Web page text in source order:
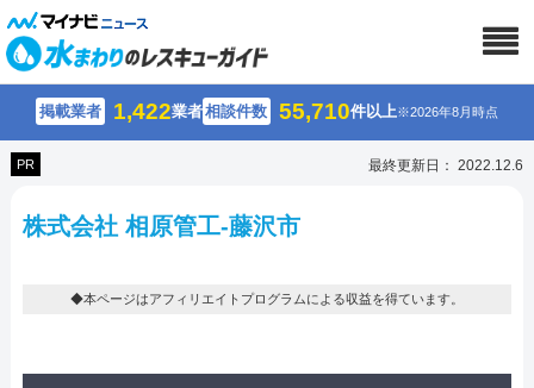
掲載業者 1,422業者相談件数 55,710件以上※2026年8月時点
PR 最終更新日： 2022.12.6
株式会社 相原管工-藤沢市
◆本ページはアフィリエイトプログラムによる収益を得ています。